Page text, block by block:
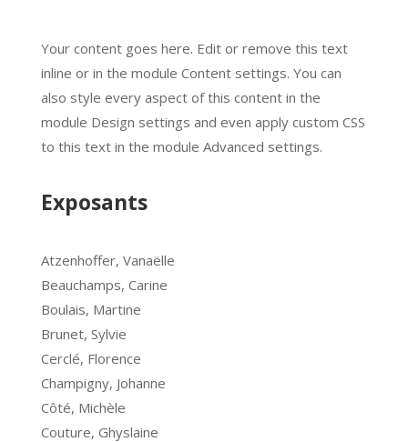
Your content goes here. Edit or remove this text
inline or in the module Content settings. You can
also style every aspect of this content in the
module Design settings and even apply custom CSS
to this text in the module Advanced settings.
Exposants
Atzenhoffer, Vanaëlle
Beauchamps, Carine
Boulais, Martine
Brunet, Sylvie
Cerclé, Florence
Champigny, Johanne
Côté, Michèle
Couture, Ghyslaine